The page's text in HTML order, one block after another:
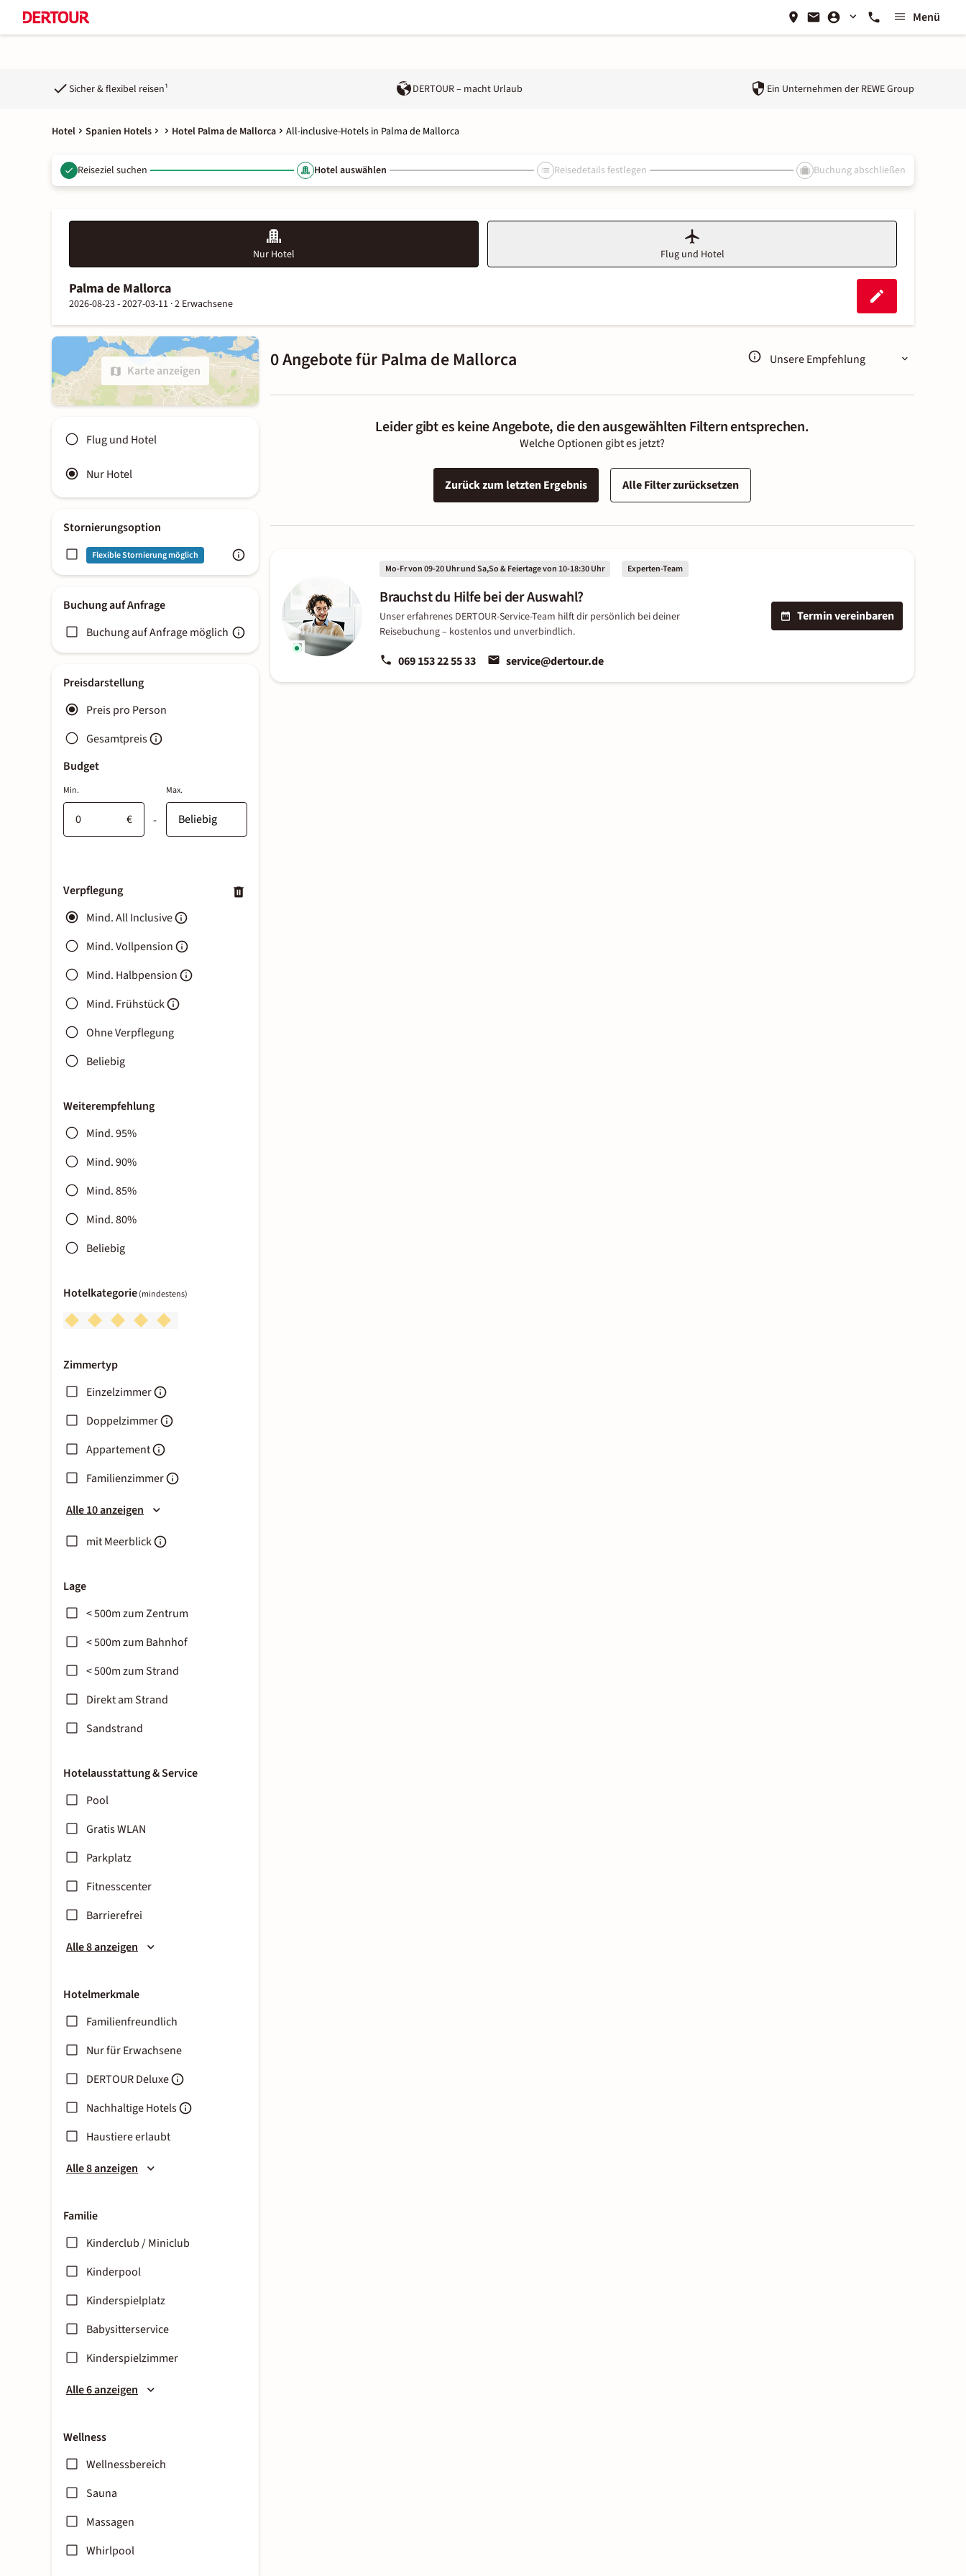
Menü
Sicher & flexibel reisen¹ DERTOUR – macht Urlaub Ein Unternehmen der REWE Group
Hotel Spanien Hotels Hotel Palma de Mallorca All-inclusive-Hotels in Palma de Mallorca
Reiseziel suchen Hotel auswählen Reisedetails festlegen Buchung abschließen
Nur Hotel Flug und Hotel
Palma de Mallorca
2026-08-23 - 2027-03-11 ·2 Erwachsene
Karte anzeigen
Flug und Hotel
Nur Hotel
Stornierungsoption
Flexible Stornierung möglich
Buchung auf Anfrage
Buchung auf Anfrage möglich
Preisdarstellung
Preis pro Person
Gesamtpreis
Budget
Min.
€ -
Max.
Verpflegung
Mind. All Inclusive
Mind. Vollpension
Mind. Halbpension
Mind. Frühstück
Ohne Verpflegung
Beliebig
Weiterempfehlung
Mind. 95%
Mind. 90%
Mind. 85%
Mind. 80%
Beliebig
Hotelkategorie(mindestens)
Zimmertyp
Einzelzimmer
Doppelzimmer
Appartement
Familienzimmer
Alle 10 anzeigen
mit Meerblick
Lage
< 500m zum Zentrum
< 500m zum Bahnhof
< 500m zum Strand
Direkt am Strand
Sandstrand
Hotelausstattung & Service
Pool
Gratis WLAN
Parkplatz
Fitnesscenter
Barrierefrei
Alle 8 anzeigen
Hotelmerkmale
Familienfreundlich
Nur für Erwachsene
DERTOUR Deluxe
Nachhaltige Hotels
Haustiere erlaubt
Alle 8 anzeigen
Familie
Kinderclub / Miniclub
Kinderpool
Kinderspielplatz
Babysitterservice
Kinderspielzimmer
Alle 6 anzeigen
Wellness
Wellnessbereich
Sauna
Massagen
Whirlpool
0 Angebote für Palma de Mallorca
Leider gibt es keine Angebote, die den ausgewählten Filtern entsprechen.
Welche Optionen gibt es jetzt?
Zurück zum letzten Ergebnis Alle Filter zurücksetzen
Mo-Fr von 09-20 Uhr und Sa,So & Feiertage von 10-18:30 Uhr Experten-Team
Brauchst du Hilfe bei der Auswahl?
Unser erfahrenes DERTOUR-Service-Team hilft dir persönlich bei deiner
Reisebuchung – kostenlos und unverbindlich.
069 153 22 55 33 service@dertour.de
Termin vereinbaren